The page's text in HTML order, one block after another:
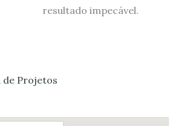
resultado impecável.
de Projetos